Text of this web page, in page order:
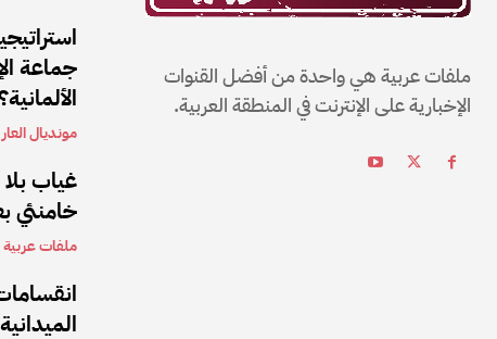
جماعة
مونديال العار
غياب
خامنئي بعد 5 أشهر من تولي
ملفات عربية
ملفات عربية هي واحدة من أفضل القنوات
الإخبارية على الإنترنت في المنطقة العربية.